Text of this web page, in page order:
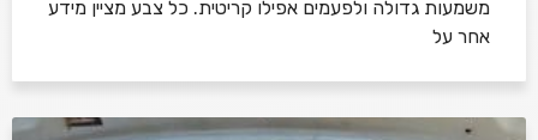
משמעות גדולה ולפעמים אפילו קריטית. כל צבע מציין מידע
אחר על